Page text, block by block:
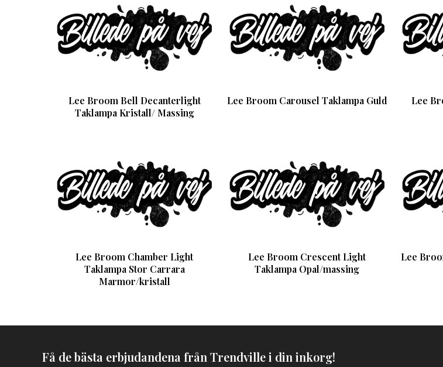
Lee Broom Bell Decanterlight
Taklampa Kristall/ Massing
Lee Broom Carousel Taklampa Guld
Lee
Lee Broom Chamber Light
Taklampa Stor Carrara
Marmor/kristall
Lee Broom Crescent Light
Taklampa Opal/massing
Lee
Få de bästa erbjudandena från Trendville i din inkorg!